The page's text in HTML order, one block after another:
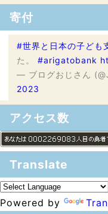
寄付
#世界と日本の子ども
た。 #arigatobank
— ブログおじさん
2023
アクセス数
Translate
Powered by